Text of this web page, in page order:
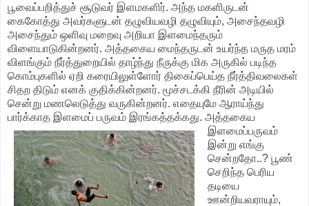
பூவைப்பறித்துச் சூடுவர் இளமகளிர். அந்த மகளிருடன்
கைகோத்து அவர்களுடன் தழுவியவழி தழுவியும், அசைந்தவழி
அசைந்தும் ஒளிவு மறைவு அறியா இளமைந்தரும்
விளையாடுகின்றனர். அத்தகைய மைந்தருடன் உயர்ந்த மருத மரம்
விளங்கும் நீர்த்துறையில் தாழ்ந்து நீருக்கு மிக அருகில் படிந்த
கொம்புகளில் ஏறி கரையிலுள்ளோர் திகைப்பெய்த நீர்த்திவலைகள்
சிதற திடும் எனக் குதிக்கின்றனர். மூச்சடக்கி நீரின் அடியில்
சென்று மணலெடுத்து வருகின்றனர். எதையுமே ஆராய்ந்து
பார்க்காத இளமைப் பருவம் இரங்கத்தக்கது. அத்தகைய
இளமைப்பருவம்
இன்று எங்கு
சென்றதோ..? பூண்
செறிந்த பெரிய
தடியை
ஊன்றியவராயும்,